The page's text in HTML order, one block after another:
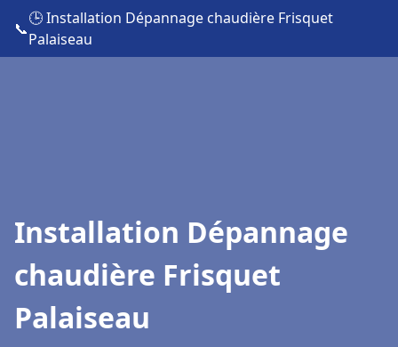
📞
🕒 Installation Dépannage chaudière Frisquet
Palaiseau
Installation Dépannage
chaudière Frisquet
Palaiseau